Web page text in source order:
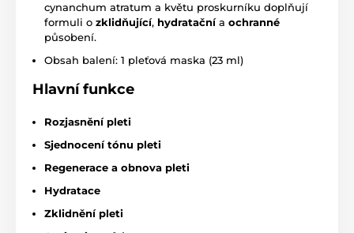
cynanchum atratum a květu proskurníku doplňují
formuli o zklidňující, hydratačnía ochranné
působení.
Obsah balení: 1 pleťová maska (23 ml)
Hlavní funkce
Rozjasnění pleti
Sjednocení tónu pleti
Regenerace a obnova pleti
Hydratace
Zklidnění pleti